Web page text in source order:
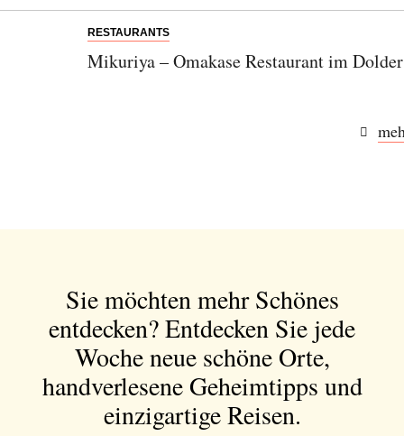
RESTAURANTS
Mikuriya – Omakase Restaurant im
Sie möchten mehr Schönes
entdecken?Entdecken Sie jede
Woche neue schöne Orte,
handverlesene Geheimtipps und
einzigartige Reisen.